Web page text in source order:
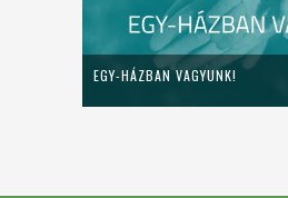
EGY-HÁZBAN VAGYUNK!